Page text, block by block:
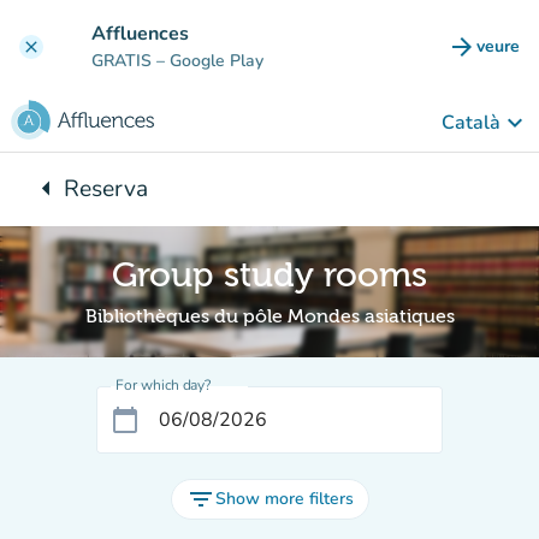
clear Affluences
GRATIS – Google Play arrow_forward veure
(new
Català keyboard_arrow_down
arrow_leftBack to:
Reserva
Group study rooms
Bibliothèques du pôle Mondes asiatiques
For which day?
calendar_today
filter_listShow more filters